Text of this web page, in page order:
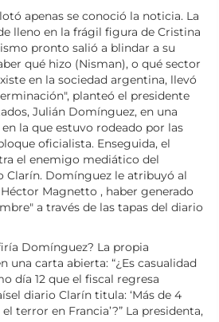
apenas se conoció la noticia. La
lleno en la frágil figura de Cristina
pronto salió a blindar a su
qué hizo (Nisman), o qué sector
en la sociedad argentina, llevó
planteó el presidente
Julián Domínguez, en una
la que estuvo rodeado por las
oficialista. Enseguida, el
el enemigo mediático del
Clarín. Domínguez le atribuyó al
Magnetto , haber generado
a través de las tapas del diario
Domínguez? La propia
una carta abierta: “¿Es casualidad
día 12 que el fiscal regresa
diario Clarín titula: ‘Más de 4
terror en Francia’?” La presidenta,